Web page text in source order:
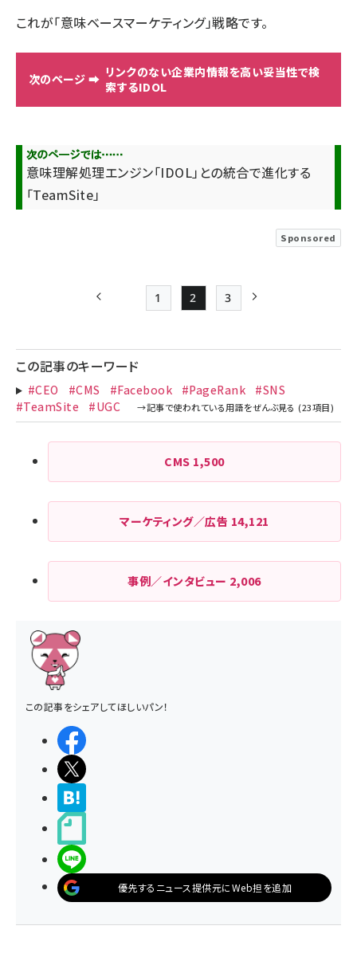
これが「意味ベースマーケティング」戦略です。
リンクのない企業内情報を高い妥当性で検
索するIDOL
意味理解処理エンジン「IDOL」との統合で進化する
「TeamSite」
Sponsored
送
り
前ページ Page
1
Page
2
Page
3
この記事のキーワード
#CEO #CMS #Facebook #PageRank
#SNS
#TeamSite
#UGC
CMS 1,500
マーケティング／広告 14,121
事例／インタビュー 2,006
この記事をシェアしてほしいパン！
優先するニュース提供元にWeb担を追加